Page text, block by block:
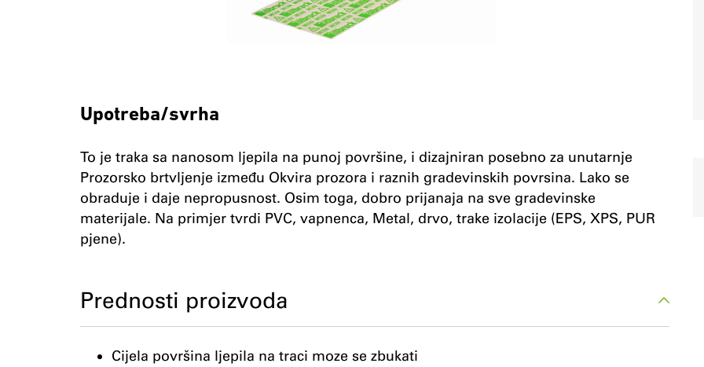
Upotreba/svrha
To je traka sa nanosom ljepila na punoj površine, i dizajniran posebno za unutarnje
Prozorsko brtvljenje između Okvira prozora i raznih gradevinskih povrsina. Lako se
obraduje i daje nepropusnost. Osim toga, dobro prijanaja na sve gradevinske
materijale. Na primjer tvrdi PVC, vapnenca, Metal, drvo, trake izolacije (EPS, XPS, PUR
pjene).
Prednosti proizvoda
Cijela površina ljepila na traci moze se zbukati